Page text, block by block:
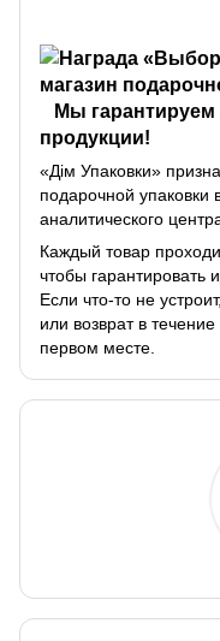
Мы гарантируем
продукции!
«Дім Упаковки»
подарочной упаковки
аналитического
Каждый товар
чтобы гарантировать
Если что-то не
или возврат в
первом месте.